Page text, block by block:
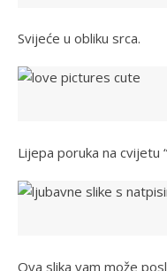
Svijeće u obliku srca.
Lijepa poruka na cvijetu
Ova slika vam može